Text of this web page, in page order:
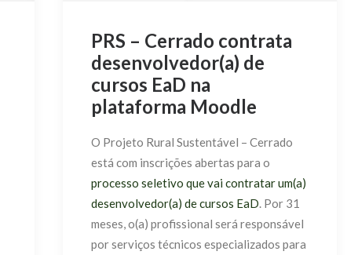
PRS – Cerrado contrata
desenvolvedor(a) de
cursos EaD na
plataforma Moodle
O Projeto Rural Sustentável – Cerrado
está com inscrições abertas para o
processo seletivo que vai contratar um(a)
desenvolvedor(a) de cursos EaD. Por 31
meses, o(a) profissional será responsável
por serviços técnicos especializados para